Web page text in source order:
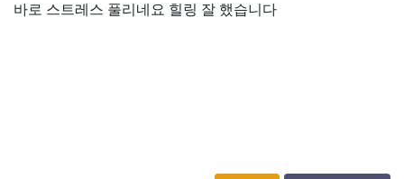
바로 스트레스 풀리네요 힐링 잘 했습니다